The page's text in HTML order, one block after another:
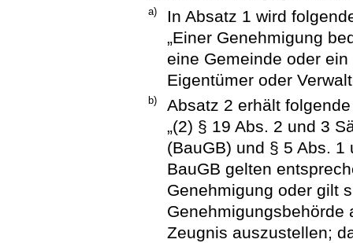
a)
In Absatz 1 wird
„Einer Genehmigung
eine Gemeinde oder
Eigentümer oder
b)
Absatz 2 erhält
„(2) § 19 Abs. 2 und 3
(BauGB) und § 5 Abs.
BauGB gelten
Genehmigung oder gilt
Genehmigungsbehörde
Zeugnis auszustellen;